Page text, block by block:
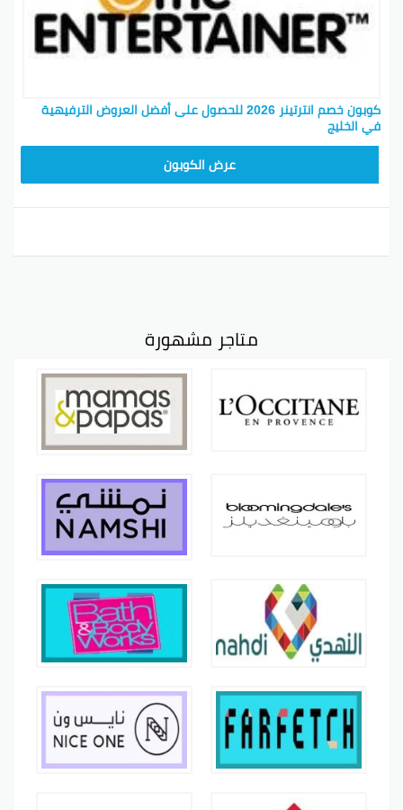
كوبون خصم انترتينر 2026 للحصول على أفضل العروض الترفيهية
في الخليج
عرض الكوبون
متاجر مشهورة